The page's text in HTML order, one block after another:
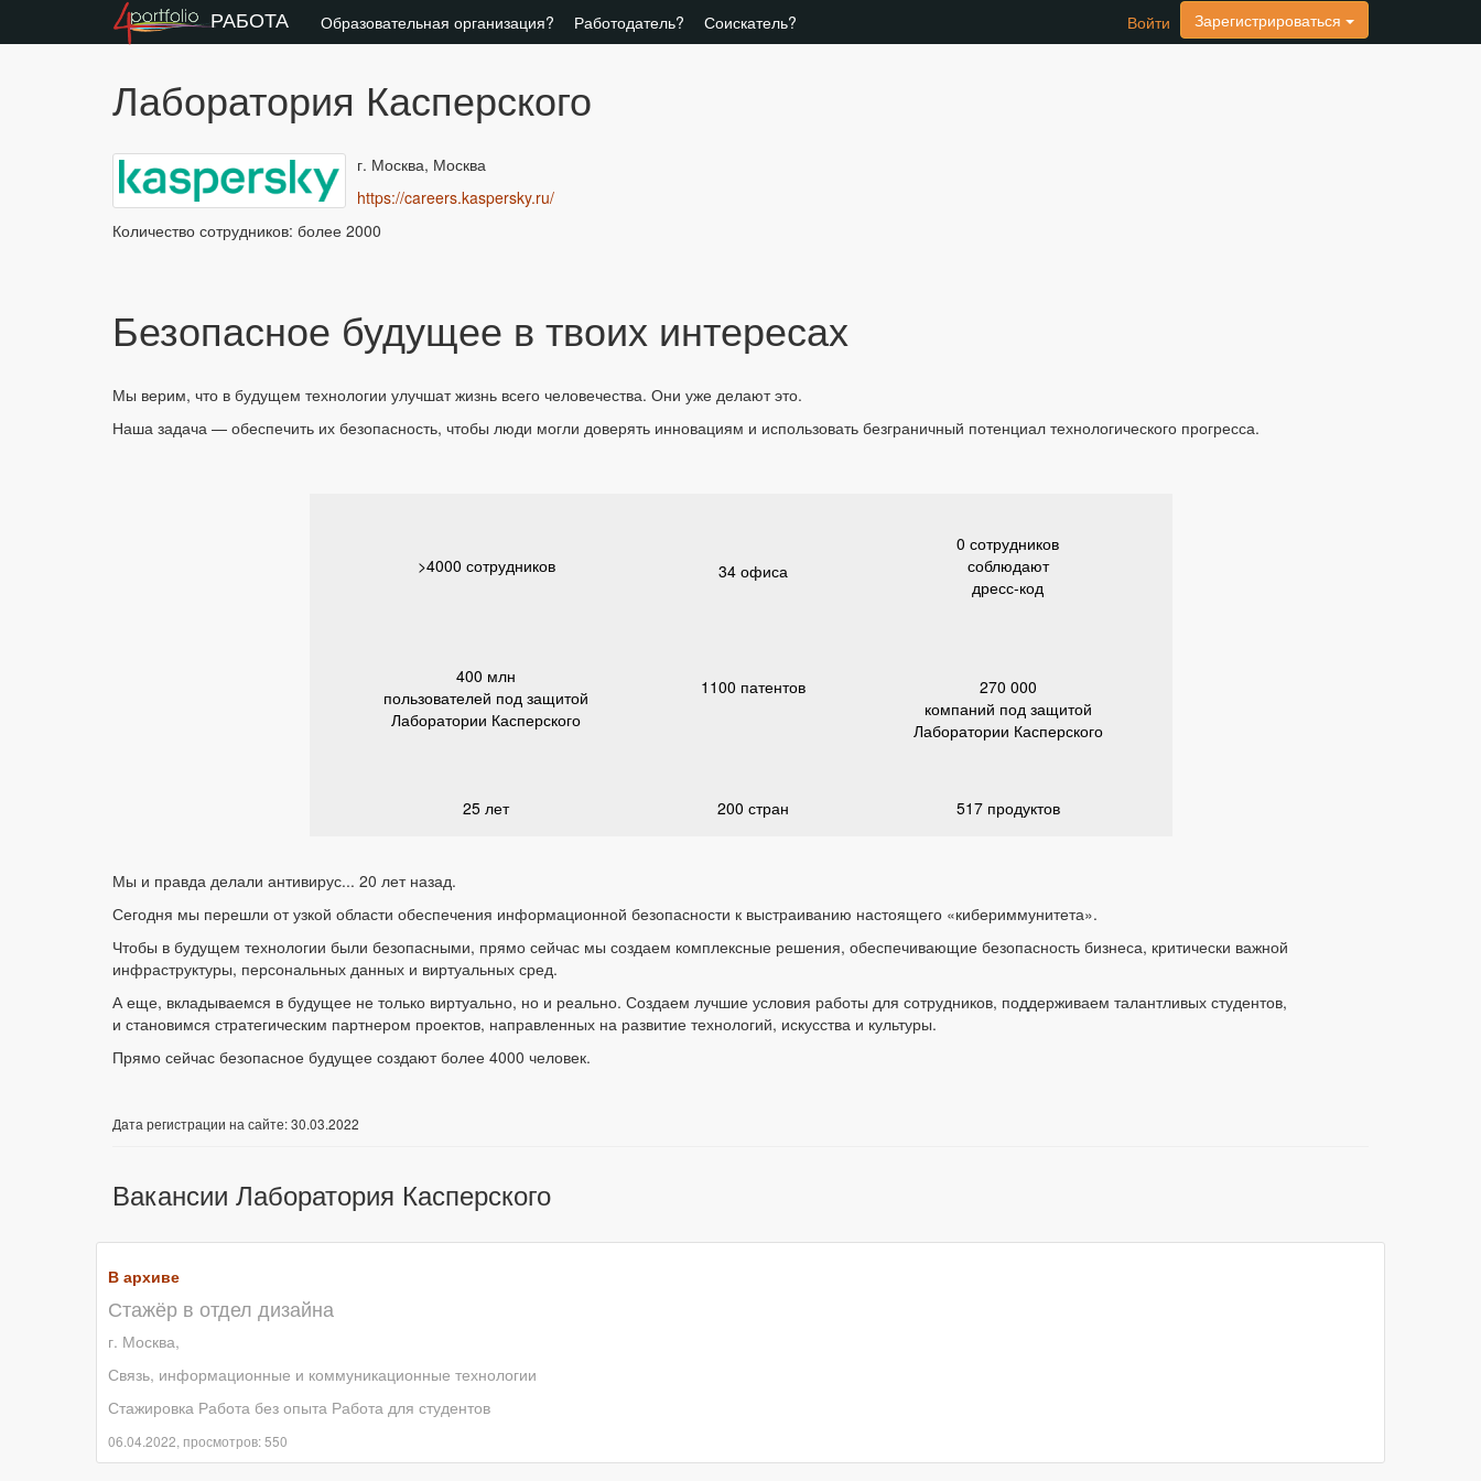
РАБОТА Образовательная организация? Работодатель? Соискатель? Войти Зарегистрироваться
Лаборатория Касперского
г. Москва, Москва
https://careers.kaspersky.ru/
Количество сотрудников: более 2000
Безопасное будущее в твоих интересах
Мы верим, что в будущем технологии улучшат жизнь всего человечества. Они уже делают это.
Наша задача — обеспечить их безопасность, чтобы люди могли доверять инновациям и использовать безграничный потенциал технологического прогресса.
>4000 сотрудников 34 офиса
0 сотрудников
соблюдают
дресс-код
400 млн
пользователей под защитой
Лаборатории Касперского
1100 патентов
270 000
компаний под защитой
Лаборатории Касперского
25 лет 200 стран 517 продуктов
Мы и правда делали антивирус... 20 лет назад.
Сегодня мы перешли от узкой области обеспечения информационной безопасности к выстраиванию настоящего «кибериммунитета».
Чтобы в будущем технологии были безопасными, прямо сейчас мы создаем комплексные решения, обеспечивающие безопасность бизнеса, критически важной
инфраструктуры, персональных данных и виртуальных сред.
А еще, вкладываемся в будущее не только виртуально, но и реально. Создаем лучшие условия работы для сотрудников, поддерживаем талантливых студентов,
и становимся стратегическим партнером проектов, направленных на развитие технологий, искусства и культуры.
Прямо сейчас безопасное будущее создают более 4000 человек.
Дата регистрации на сайте: 30.03.2022
Вакансии Лаборатория Касперского
В архиве
Стажёр в отдел дизайна
г. Москва,
Связь, информационные и коммуникационные технологии
Стажировка Работа без опыта Работа для студентов
06.04.2022, просмотров: 550